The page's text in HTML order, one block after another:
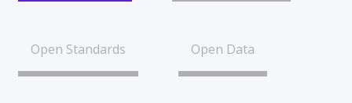
Open Standards Open Data